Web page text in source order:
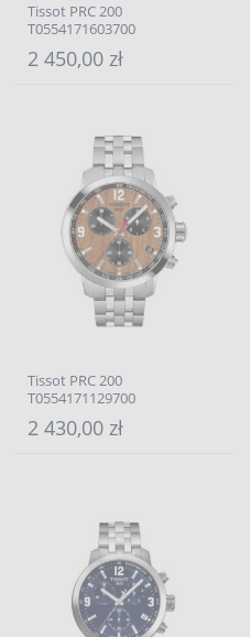
Tissot PRC 200
T0554171603700
2 450,00 zł
Tissot PRC 200
T0554171129700
2 430,00 zł